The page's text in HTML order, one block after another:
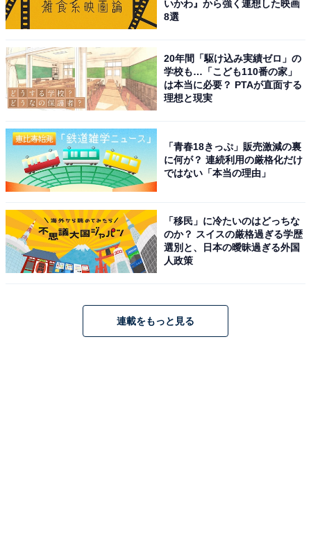
いかわ』から強く連想した映画
8選
20年間「駆け込み実績ゼロ」の
学校も…「こども110番の家」
は本当に必要？ PTAが直面する
理想と現実
「青春18きっぷ」販売激減の裏
に何が？ 連続利用の厳格化だけ
ではない「本当の理由」
「移民」に冷たいのはどっちな
のか？ スイスの厳格過ぎる学歴
選別と、日本の曖昧過ぎる外国
人政策
連載をもっと見る